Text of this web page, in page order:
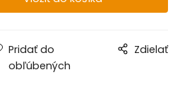
Pridať do
obľúbených
Zdielať